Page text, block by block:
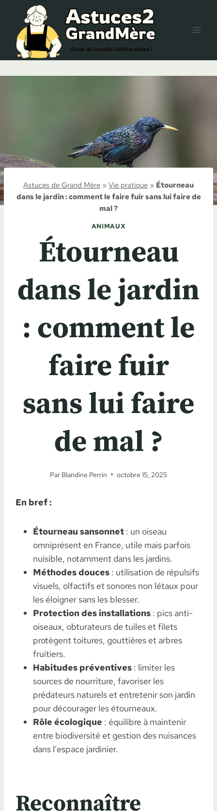
contenu
Astuces de Grand Mère »Vie pratique » Étourneau
dans le jardin : comment le faire fuir sans lui faire de
mal ?
ANIMAUX
Étourneau
dans le jardin
: comment le
faire fuir
sans lui faire
de mal ?
Par Blandine Perrin octobre 15, 2025
En bref :
Étourneau sansonnet : un oiseau
omniprésent en France, utile mais parfois
nuisible, notamment dans les jardins.
Méthodes douces : utilisation de répulsifs
visuels, olfactifs et sonores non létaux pour
les éloigner sans les blesser.
Protection des installations : pics anti-
oiseaux, obturateurs de tuiles et filets
protègent toitures, gouttières et arbres
fruitiers.
Habitudes préventives : limiter les
sources de nourriture, favoriser les
prédateurs naturels et entretenir son jardin
pour décourager les étourneaux.
Rôle écologique : équilibre à maintenir
entre biodiversité et gestion des nuisances
dans l’espace jardinier.
Reconnaître